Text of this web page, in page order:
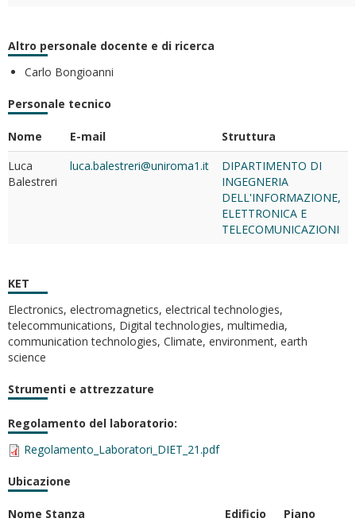
Altro personale docente e di ricerca
Carlo Bongioanni
Personale tecnico
Nome E-mail
Struttura
Luca
Balestreri
luca.balestreri@uniroma1.it
DIPARTIMENTO DI
INGEGNERIA
DELL'INFORMAZIONE,
ELETTRONICA E
TELECOMUNICAZIONI
KET
Electronics, electromagnetics, electrical technologies,
telecommunications, Digital technologies, multimedia,
communication technologies, Climate, environment, earth
science
Strumenti e attrezzature
Regolamento del laboratorio:
Regolamento_Laboratori_DIET_21.pdf
Ubicazione
Nome Stanza Edificio
Piano